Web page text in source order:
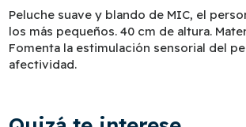
Peluche suave y blando de MIC, el
los más pequeños. 40 cm de altura.
Fomenta la estimulación sensorial del
afectividad.